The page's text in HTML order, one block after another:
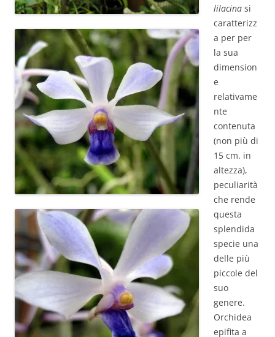
lilacina si
caratterizz
a per per
la sua
dimension
e
relativame
nte
contenuta
(non più di
15 cm. in
altezza),
peculiarità
che rende
questa
splendida
specie una
delle più
piccole del
suo
genere.
Orchidea
epifita a